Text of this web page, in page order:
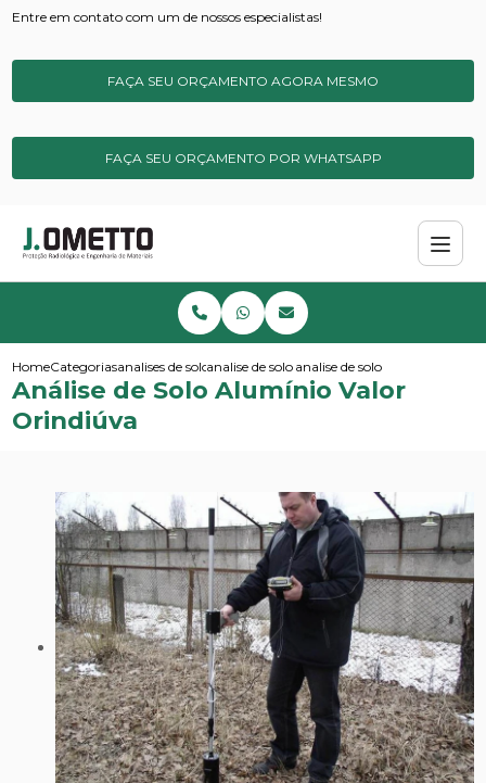
Entre em contato com um de nossos especialistas!
FAÇA SEU ORÇAMENTO AGORA MESMO
FAÇA SEU ORÇAMENTO POR WHATSAPP
HomeCategoriasanalises de solos e sedimentos
analise de solo idealanalise de solo aluminio valor
Análise de Solo Alumínio Valor
Orindiúva